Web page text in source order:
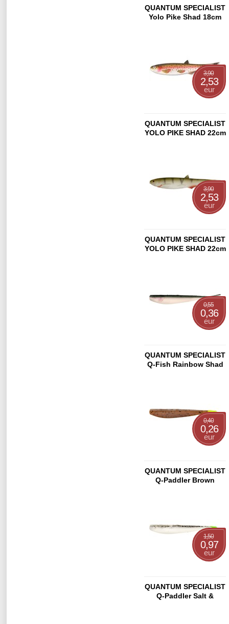
QUANTUM SPECIALIST
Yolo Pike Shad 18cm
QUANTUM SPECIALIST
YOLO PIKE SHAD 22cm
3,90
2,53
eur
QUANTUM SPECIALIST
YOLO PIKE SHAD 22cm
3,90
2,53
eur
QUANTUM SPECIALIST
Q-Fish Rainbow Shad
0,55
0,36
eur
QUANTUM SPECIALIST
Q-Paddler Brown
0,40
0,26
eur
QUANTUM SPECIALIST
Q-Paddler Salt &
1,50
0,97
eur